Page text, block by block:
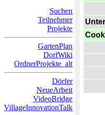
Suchen
Teilnehmer
Projekte
GartenPlan
DorfWiki
OrdnerProjekte_alt
Dörfer
NeueArbeit
VideoBridge
VillageInnovationTalk